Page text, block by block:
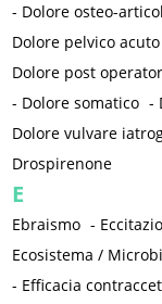
- Dolore osteo-
Dolore pelvico acuto
Dolore post
- Dolore somatico -
Dolore vulvare
Drospirenone
E
Ebraismo -
Ecosistema /
- Efficacia